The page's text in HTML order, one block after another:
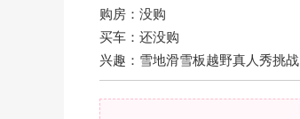
购房：没购
买车：还没购
兴趣：雪地滑雪板越野真人秀挑